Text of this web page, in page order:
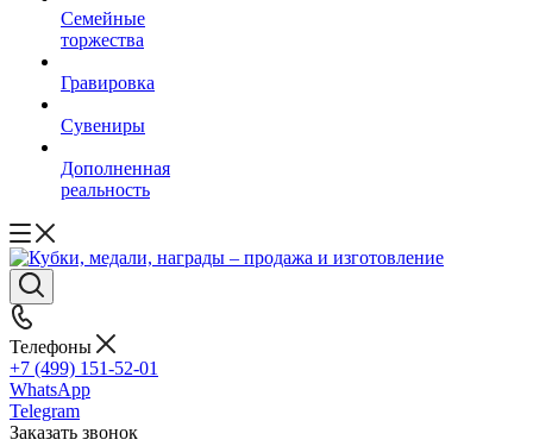
Семейные
торжества
Гравировка
Сувениры
Дополненная
реальность
Телефоны
+7 (499) 151-52-01
WhatsApp
Telegram
Заказать звонок